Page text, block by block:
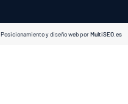
Posicionamiento y diseño web porMultiSEO.es